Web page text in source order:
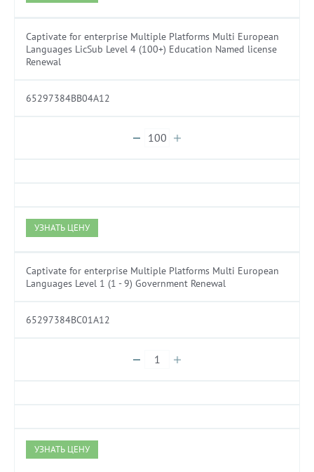
Captivate for enterprise Multiple Platforms Multi European
Languages LicSub Level 4 (100+) Education Named license
Renewal
65297384BB04A12
УЗНАТЬ ЦЕНУ
Captivate for enterprise Multiple Platforms Multi European
Languages Level 1 (1 - 9) Government Renewal
65297384BC01A12
УЗНАТЬ ЦЕНУ